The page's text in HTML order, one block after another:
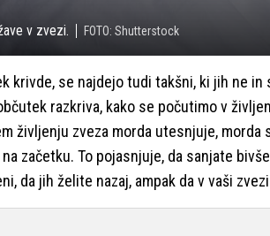
v zvezi. FOTO: Shutterstock
krivde, se najdejo tudi takšni, ki jih ne
razkriva, kako se počutimo v
življenju zveza morda utesnjuje, morda
začetku. To pojasnjuje, da sanjate
da jih želite nazaj, ampak da v vaši